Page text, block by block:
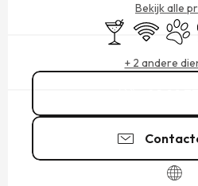
Bekijk alle
Bar / Wifi
+ 2 andere